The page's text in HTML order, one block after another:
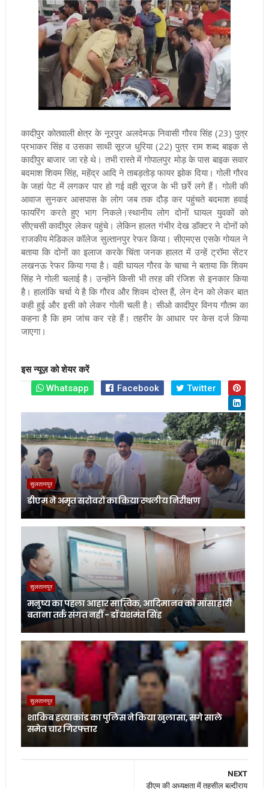
कादीपुर कोतवाली क्षेत्र के नूरपुर अलदेमऊ निवासी गौरव सिंह (23) पुत्र
प्रभाकर सिंह व उसका साथी सूरज धुरिया (22) पुत्र राम शब्द बाइक से
कादीपुर बाजार जा रहे थे। तभी रास्ते में गोपालपुर मोड़ के पास बाइक सवार
बदमाश शिवम सिंह, महेंद्र आदि ने ताबड़तोड़ फायर झोक दिया। गोली गौरव
के जहां पेट में लगकर पार हो गई वही सूरज के भी छर्रे लगे हैं। गोली की
आवाज सुनकर आसपास के लोग जब तक दौड़ कर पहुंचते बदमाश हवाई
फायरिंग करते हुए भाग निकले।स्थानीय लोग दोनों घायल युवकों को
सीएचसी कादीपुर लेकर पहुंचे। लेकिन हालत गंभीर देख डॉक्टर ने दोनों को
राजकीय मेडिकल कॉलेज सुल्तानपुर रेफर किया। सीएमएस एसके गोयल ने
बताया कि दोनों का इलाज करके चिंता जनक हालत में उन्हें ट्रॉमा सेंटर
लखनऊ रेफर किया गया है। वही घायल गौरव के चाचा ने बताया कि शिवम
सिंह ने गोली चलाई है। उन्होंने किसी भी तरह की रंजिश से इनकार किया
है। हालांकि चर्चा ये है कि गौरव और शिवम दोस्त हैं, लेन देन को लेकर बात
कही हुई और इसी को लेकर गोली चली है। सीओ कादीपुर विनय गौतम का
कहना है कि हम जांच कर रहे हैं। तहरीर के आधार पर केस दर्ज किया
जाएगा।
इस न्यूज़ को शेयर करें
Whatsapp
Facebook Twitter
सुलतानपुर
डीएम ने अमृत सरोवरों का किया स्थलीय निरीक्षण
सुलतानपुर
मनुष्य का पहला आहार सात्विक, आदिमानव को मांसाहारी
बताना तर्क संगत नहीं - डॉ यशमंत सिंह
सुलतानपुर
शाकिब हत्याकांड का पुलिस ने किया खुलासा, सगे साले
समेत चार गिरफ्तार
NEXT
डीएम की अध्यक्षता में तहसील बल्दीराय